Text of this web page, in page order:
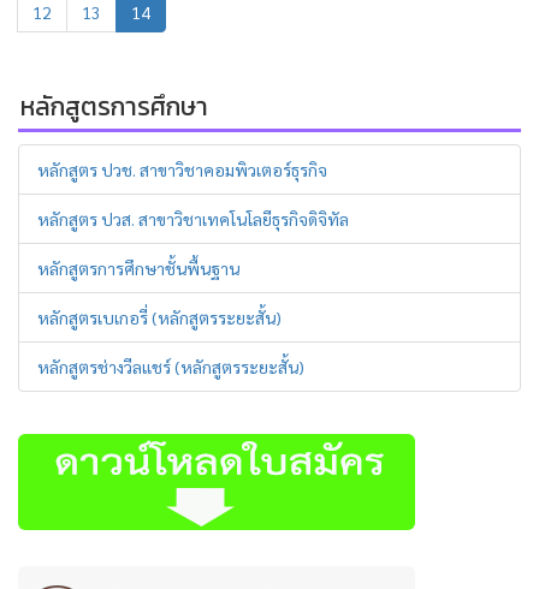
12
13 14
หลักสูตรการศึกษา
หลักสูตร ปวช. สาขาวิชาคอมพิวเตอร์ธุรกิจ
หลักสูตร ปวส. สาขาวิชาเทคโนโลยีธุรกิจดิจิทัล
หลักสูตรการศึกษาชั้นพื้นฐาน
หลักสูตรเบเกอรี่ (หลักสูตรระยะสั้น)
หลักสูตรช่างวีลแชร์ (หลักสูตรระยะสั้น)